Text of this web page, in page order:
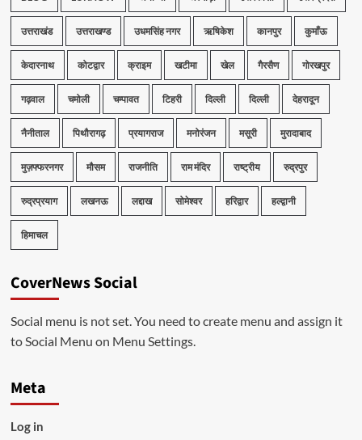
उत्तराखंड उत्तराखण्ड उधमसिंह नगर ऋषिकेश कानपुर कुमाँऊ
केदारनाथ कोटद्वार क्राइम खटीमा खेल गैरसैण गोरखपुर
गढ़वाल चमोली चम्पावत टिहरी दिल्ली दिल्ली देहरादून
नैनीताल पिथौरागढ़ प्रयागराज मनोरंजन मसूरी मुरादाबाद
मुज़फ्फरनगर मौसम राजनीति राम मंदिर राष्ट्रीय रुद्रपुर
रुद्रप्रयाग लखनऊ लद्दाख सोमेश्वर हरिद्वार हल्द्वानी
हिमाचल
CoverNews Social
Social menu is not set. You need to create menu and assign it
to Social Menu on Menu Settings.
Meta
Log in